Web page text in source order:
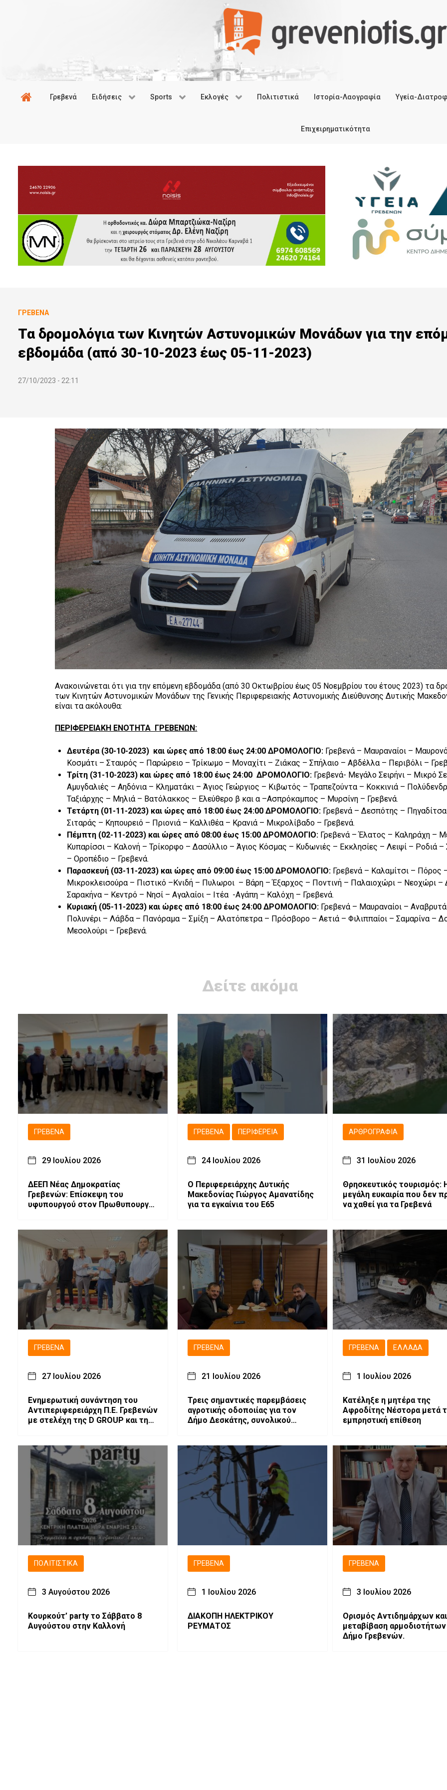
Γρεβενά Ειδήσεις Sports Εκλογές Πολιτιστικά Ιστορία-Λαογραφία Υγεία-
Επιχειρηματικότητα
ΓΡΕΒΕΝΆ
Τα δρομολόγια των Κινητών Αστυνομικών Μονάδων για την
εβδομάδα (από 30-10-2023 έως 05-11-2023)
27/10/2023 - 22:11
Ανακοινώνεται ότι για την επόμενη εβδομάδα (από 30 Οκτωβρίου έως 05 Νοεμβρίου του έτους 2023) τα
των Κινητών Αστυνομικών Μονάδων της Γενικής Περιφερειακής Αστυνομικής Διεύθυνσης Δυτικής
είναι τα ακόλουθα:
ΠΕΡΙΦΕΡΕΙΑΚΗ ΕΝΟΤΗΤΑ ΓΡΕΒΕΝΩΝ:
Δευτέρα (30-10-2023) και ώρες από 18:00 έως 24:00 ΔΡΟΜΟΛΟΓΙΟ: Γρεβενά – Μαυραναίοι –
Κοσμάτι – Σταυρός – Παρώρειο – Τρίκωμο – Μοναχίτι – Ζιάκας – Σπήλαιο – Αβδέλλα – Περιβόλι –
Τρίτη (31-10-2023) και ώρες από 18:00 έως 24:00 ΔΡΟΜΟΛΟΓΙΟ: Γρεβενά- Μεγάλο Σειρήνι – Μικρό
Αμυγδαλιές – Αηδόνια – Κληματάκι – Άγιος Γεώργιος – Κιβωτός – Τραπεζούντα – Κοκκινιά –
Ταξιάρχης – Μηλιά – Βατόλακκος – Ελεύθερο β και α –Ασπρόκαμπος – Μυρσίνη – Γρεβενά.
Τετάρτη (01-11-2023) και ώρες από 18:00 έως 24:00 ΔΡΟΜΟΛΟΓΙΟ: Γρεβενά – Δεσπότης –
Σιταράς – Κηπουρειό – Πριονιά – Καλλιθέα – Κρανιά – Μικρολίβαδο – Γρεβενά.
Πέμπτη (02-11-2023) και ώρες από 08:00 έως 15:00 ΔΡΟΜΟΛΟΓΙΟ: Γρεβενά – Έλατος – Καληράχη –
Κυπαρίσσι – Καλονή – Τρίκορφο – Δασύλλιο – Άγιος Κόσμας – Κυδωνιές – Εκκλησίες – Λειψί – Ροδιά –
– Οροπέδιο – Γρεβενά.
Παρασκευή (03-11-2023) και ώρες από 09:00 έως 15:00 ΔΡΟΜΟΛΟΓΙΟ: Γρεβενά – Καλαμίτσι – Πόρος
Μικροκλεισούρα – Πιστικό –Κνιδή – Πυλωροι – Βάρη – Έξαρχος – Ποντινή – Παλαιοχώρι – Νεοχώρι –
Σαρακήνα – Κεντρό – Νησί – Αγαλαίοι – Ιτέα -Αγάπη – Καλόχη – Γρεβενά.
Κυριακή (05-11-2023) και ώρες από 18:00 έως 24:00 ΔΡΟΜΟΛΟΓΙΟ: Γρεβενά – Μαυραναίοι –
Πολυνέρι – Λάβδα – Πανόραμα – Σμίξη – Αλατόπετρα – Πρόσβορο – Αετιά – Φιλιππαίοι – Σαμαρίνα –
Μεσολούρι – Γρεβενά.
Δείτε ακόμα
ΓΡΕΒΕΝΆ
29 Ιουλίου 2026
ΔΕΕΠ Νέας Δημοκρατίας
Γρεβενών: Επίσκεψη του
υφυπουργού στον Πρωθυπουργο
ΓΡΕΒΕΝΆ ΠΕΡΙΦΈΡΕΙΑ
24 Ιουλίου 2026
Ο Περιφερειάρχης Δυτικής
Μακεδονίας Γιώργος Αμανατίδης
για τα εγκαίνια του Ε65
ΑΡΘΡΟΓΡΑΦΊΑ
31 Ιουλίου 2026
Θρησκευτικός τουρισμός:
μεγάλη ευκαιρία που δεν
να χαθεί για τα Γρεβενά
ΓΡΕΒΕΝΆ
27 Ιουλίου 2026
Ενημερωτική συνάντηση του
Αντιπεριφερειάρχη Π.Ε. Γρεβενών
με στελέχη της D GROUP και της
ΓΡΕΒΕΝΆ
21 Ιουλίου 2026
Τρεις σημαντικές παρεμβάσεις
αγροτικής οδοποιίας για τον
Δήμο Δεσκάτης, συνολικού
ΓΡΕΒΕΝΆ ΕΛΛΆΔΑ
1 Ιουλίου 2026
Κατέληξε η μητέρα της
Αφροδίτης Νέστορα μετά
εμπρηστική επίθεση
ΠΟΛΙΤΙΣΤΙΚΆ
3 Αυγούστου 2026
Κουρκούτ’ party το Σάββατο 8
Αυγούστου στην Καλλονή
ΓΡΕΒΕΝΆ
1 Ιουλίου 2026
ΔΙΑΚΟΠΗ ΗΛΕΚΤΡΙΚΟΥ
ΡΕΥΜΑΤΟΣ
ΓΡΕΒΕΝΆ
3 Ιουλίου 2026
Ορισμός Αντιδημάρχων και
μεταβίβαση
Δήμο Γρεβενών.